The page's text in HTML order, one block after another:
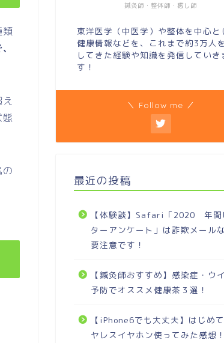
類
鍼灸師・整体師・癒し師
東洋医学（中医学）や整体を中心と
健康情報などを、これまで約3万人
してきた経験や知識を発信していき
す！
＼ Follow me ／
最近の投稿
【体験談】Safari「2020 年間
ターアンケート」は詐欺メール
要注意です！
【鍼灸師おすすめ】感染症・ウ
予防でオススメ健康茶３選！
【iPhone6でも大丈夫】はじめ
ヤレスイヤホン使ってみた感想！